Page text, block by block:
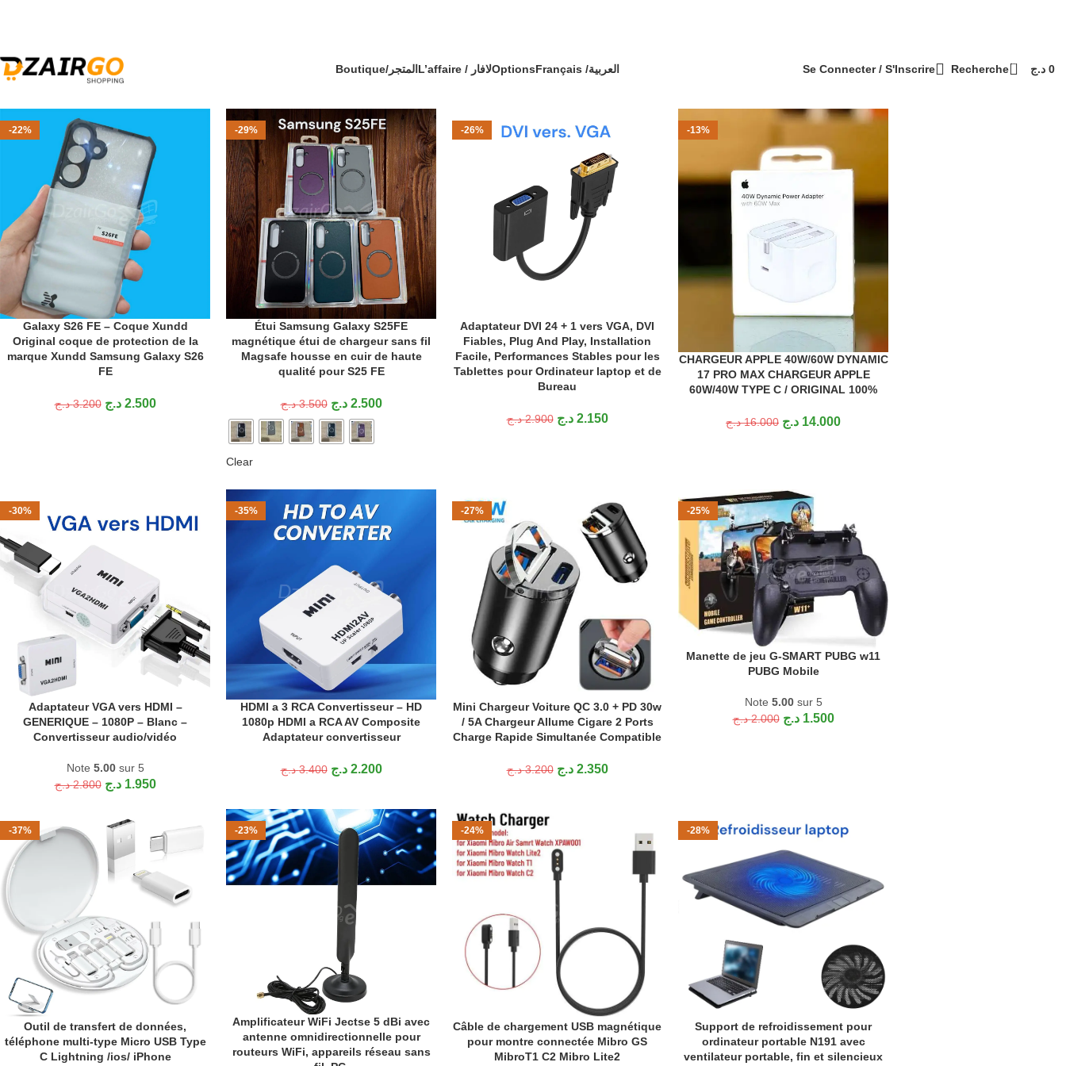
Boutique/المتجر L’affaire / لافارOptionsFrançais /العربية Se Connecter / S'Inscrire Recherche 0 0 د.ج
-22%
AJOUTER AU PANIER
Galaxy S26 FE – Coque Xundd
Original coque de protection de la
marque Xundd Samsung Galaxy S26
FE
3.200 د.ج 2.500 د.ج
-29%
CHOIX DES OPTIONS
Étui Samsung Galaxy S25FE
magnétique étui de chargeur sans fil
Magsafe housse en cuir de haute
qualité pour S25 FE
3.500 د.ج 2.500 د.ج
Clear
-26%
AJOUTER AU PANIER
Adaptateur DVI 24 + 1 vers VGA, DVI
Fiables, Plug And Play, Installation
Facile, Performances Stables pour les
Tablettes pour Ordinateur laptop et de
Bureau
2.900 د.ج 2.150 د.ج
-13%
AJOUTER AU PANIER
CHARGEUR APPLE 40W/60W DYNAMIC
17 PRO MAX CHARGEUR APPLE
60W/40W TYPE C / ORIGINAL 100%
16.000 د.ج 14.000 د.ج
-30%
AJOUTER AU PANIER
Adaptateur VGA vers HDMI –
GENERIQUE – 1080P – Blanc –
Convertisseur audio/vidéo
Note 5.00sur 5
2.800 د.ج 1.950 د.ج
-35%
AJOUTER AU PANIER
HDMI a 3 RCA Convertisseur – HD
1080p HDMI a RCA AV Composite
Adaptateur convertisseur
3.400 د.ج 2.200 د.ج
-27%
AJOUTER AU PANIER
Mini Chargeur Voiture QC 3.0 + PD 30w
/ 5A Chargeur Allume Cigare 2 Ports
Charge Rapide Simultanée Compatible
3.200 د.ج 2.350 د.ج
-25%
AJOUTER AU PANIER
Manette de jeu G-SMART PUBG w11
PUBG Mobile
Note 5.00sur 5
2.000 د.ج 1.500 د.ج
-37%
AJOUTER AU PANIER
Outil de transfert de données,
téléphone multi-type Micro USB Type
C Lightning /ios/ iPhone
-23%
AJOUTER AU PANIER
Amplificateur WiFi Jectse 5 dBi avec
antenne omnidirectionnelle pour
routeurs WiFi, appareils réseau sans
-24%
AJOUTER AU PANIER
Câble de chargement USB magnétique
pour montre connectée Mibro GS
MibroT1 C2 Mibro Lite2
-28%
AJOUTER AU PANIER
Support de refroidissement pour
ordinateur portable N191 avec
ventilateur portable, fin et silencieux